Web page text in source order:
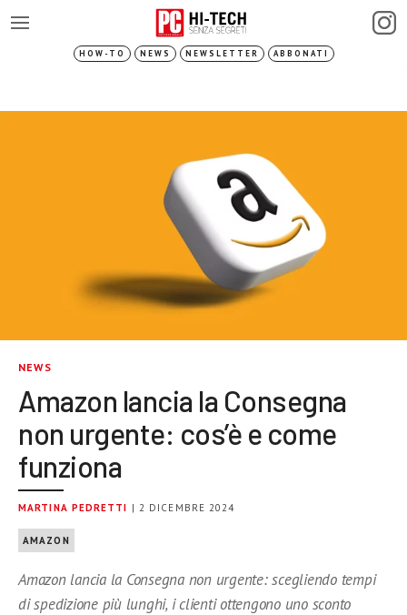
HOW-TO NEWS NEWSLETTER ABBONATI
NEWS
Amazon lancia la Consegna
non urgente: cos’è e come
funziona
MARTINA PEDRETTI | 2 DICEMBRE 2024
AMAZON
Amazon lancia la Consegna non urgente: scegliendo tempi
di spedizione più lunghi, i clienti ottengono uno sconto